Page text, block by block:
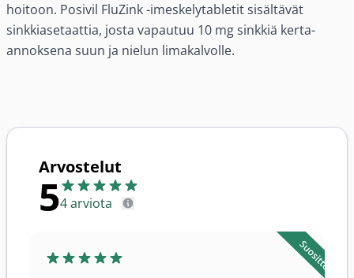
hoitoon. Posivil FluZink -imeskelytabletit sisältävät
sinkkiasetaattia, josta vapautuu 10 mg sinkkiä kerta-
annoksena suun ja nielun limakalvolle.
Arvostelut
54 arviota